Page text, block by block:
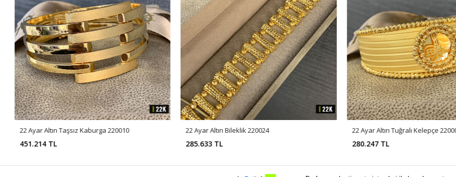
22 Ayar Altın Taşsız Kaburga 220010
451.214 TL
22 Ayar Altın Bileklik 220024
285.633 TL
22 Ayar Altın Tuğralı Kelepçe
280.247 TL